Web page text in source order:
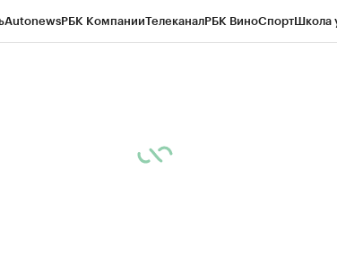
AutonewsРБК КомпанииТелеканалРБК ВиноСпортШкола